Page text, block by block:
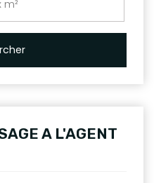
A L'AGENT